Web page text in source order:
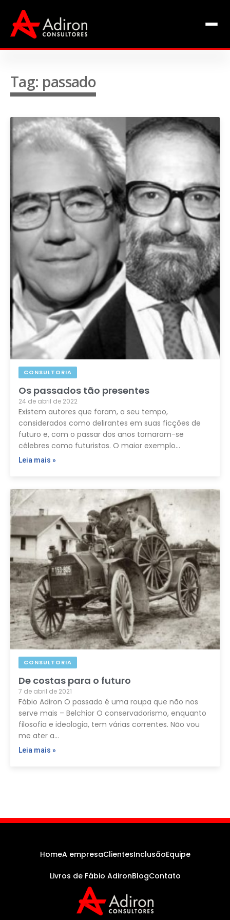
Livros de Fábio Adiron
Contato
Tag: passado
CONSULTORIA
Os passados tão presentes
24 de abril de 2022
Existem autores que foram, a seu tempo,
considerados como delirantes em suas ficções de
futuro e, com o passar dos anos tornaram-se
célebres como futuristas. O maior exemplo…
Leia mais »
CONSULTORIA
De costas para o futuro
7 de abril de 2021
Fábio Adiron O passado é uma roupa que não nos
serve mais – Belchior O conservadorismo, enquanto
filosofia e ideologia, tem várias correntes. Não vou
me ater a…
Leia mais »
HomeA empresaClientesInclusãoEquipe
Livros de Fábio AdironBlogContato